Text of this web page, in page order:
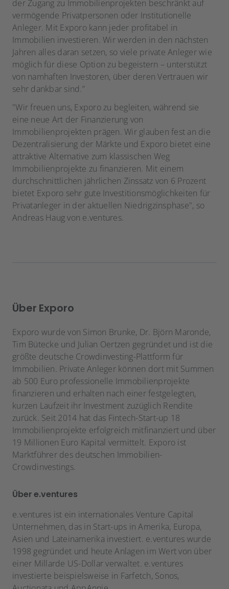
der Zugang zu Immobilienprojekten beschränkt auf
vermögende Privatpersonen oder Institutionelle
Anleger. Mit Exporo kann jeder profitabel in
Immobilien investieren. Wir werden in den nächsten
Jahren alles daran setzen, so viele private Anleger wie
möglich für diese Option zu begeistern – unterstützt
von namhaften Investoren, über deren Vertrauen wir
sehr dankbar sind.”
"Wir freuen uns, Exporo zu begleiten, während sie
eine neue Art der Finanzierung von
Immobilienprojekten prägen. Wir glauben fest an die
Dezentralisierung der Märkte und Exporo bietet eine
attraktive Alternative zum klassischen Weg
Immobilienprojekte zu finanzieren. Mit einem
durchschnittlichen jährlichen Zinssatz von 6 Prozent
bietet Exporo sehr gute Investitionsmöglichkeiten für
Privatanleger in der aktuellen Niedrigzinsphase", so
Andreas Haug von e.ventures.
Über Exporo
Exporo wurde von Simon Brunke, Dr. Björn Maronde,
Tim Bütecke und Julian Oertzen gegründet und ist die
größte deutsche Crowdinvesting-Plattform für
Immobilien. Private Anleger können dort mit Summen
ab 500 Euro professionelle Immobilienprojekte
finanzieren und erhalten nach einer festgelegten,
kurzen Laufzeit ihr Investment zuzüglich Rendite
zurück. Seit 2014 hat das Fintech-Start-up 18
Immobilienprojekte erfolgreich mitfinanziert und über
19 Millionen Euro Kapital vermittelt. Exporo ist
Marktführer des deutschen Immobilien-
Crowdinvestings.
Über e.ventures
e.ventures ist ein internationales Venture Capital
Unternehmen, das in Start-ups in Amerika, Europa,
Asien und Lateinamerika investiert. e.ventures wurde
1998 gegründet und heute Anlagen im Wert von über
einer Millarde US-Dollar verwaltet. e.ventures
investierte beispielsweise in Farfetch, Sonos,